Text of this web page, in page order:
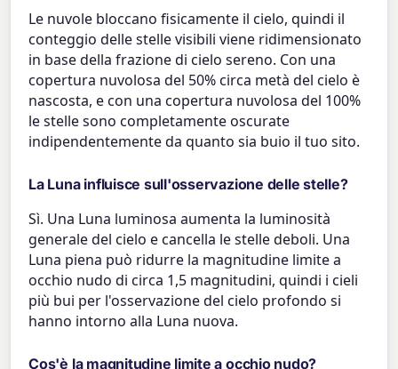
Le nuvole bloccano fisicamente il cielo, quindi il
conteggio delle stelle visibili viene ridimensionato
in base della frazione di cielo sereno. Con una
copertura nuvolosa del 50% circa metà del cielo è
nascosta, e con una copertura nuvolosa del 100%
le stelle sono completamente oscurate
indipendentemente da quanto sia buio il tuo sito.
La Luna influisce sull'osservazione delle stelle?
Sì. Una Luna luminosa aumenta la luminosità
generale del cielo e cancella le stelle deboli. Una
Luna piena può ridurre la magnitudine limite a
occhio nudo di circa 1,5 magnitudini, quindi i cieli
più bui per l'osservazione del cielo profondo si
hanno intorno alla Luna nuova.
Cos'è la magnitudine limite a occhio nudo?